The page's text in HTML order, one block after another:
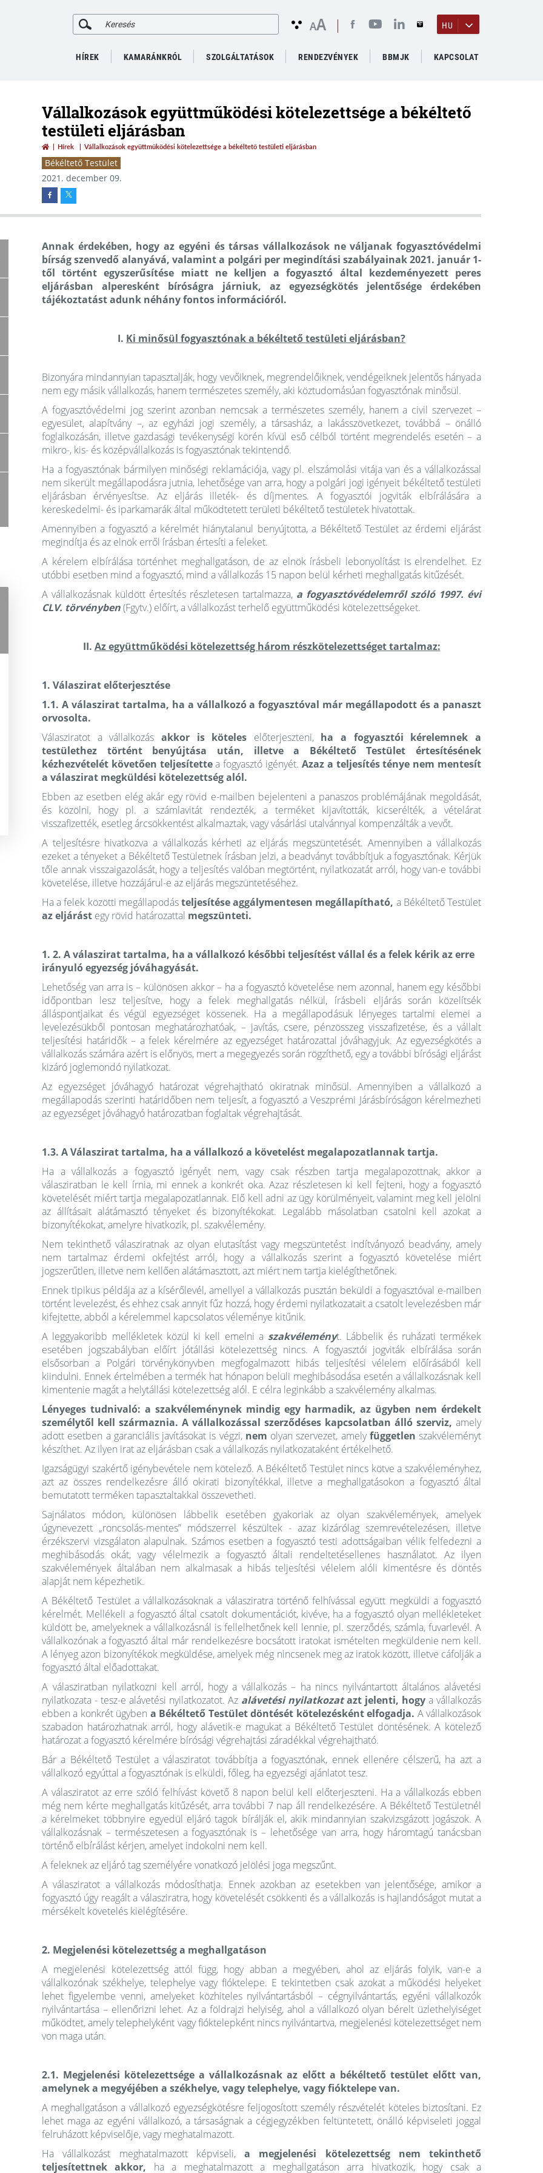
AA HU
HÍREK KAMARÁNKRÓL SZOLGÁLTATÁSOK RENDEZVÉNYEK BBMJK KAPCSOLAT
Vállalkozások együttműködési kötelezettsége a békéltető
testületi eljárásban
Hírek Vállalkozások együttműködési kötelezettsége a békéltető testületi eljárásban
Békéltető Testület
2021. december 09.
Annak érdekében, hogy az egyéni és társas vállalkozások ne váljanak fogyasztóvédelmi
bírság szenvedő alanyává, valamint a polgári per megindítási szabályainak 2021. január 1-
től történt egyszerűsítése miatt ne kelljen a fogyasztó által kezdeményezett peres
eljárásban alperesként bíróságra járniuk, az egyezségkötés jelentősége érdekében
tájékoztatást adunk néhány fontos információról.
I. Ki minősül fogyasztónak a békéltető testületi eljárásban?
Bizonyára mindannyian tapasztalják, hogy vevőiknek, megrendelőiknek, vendégeiknek jelentős hányada
nem egy másik vállalkozás, hanem természetes személy, aki köztudomásúan fogyasztónak minősül.
A fogyasztóvédelmi jog szerint azonban nemcsak a természetes személy, hanem a civil szervezet –
egyesület, alapítvány –, az egyházi jogi személy, a társasház, a lakásszövetkezet, továbbá – önálló
foglalkozásán, illetve gazdasági tevékenységi körén kívül eső célból történt megrendelés esetén – a
mikro-, kis- és középvállalkozás is fogyasztónak tekintendő.
Ha a fogyasztónak bármilyen minőségi reklamációja, vagy pl. elszámolási vitája van és a vállalkozással
nem sikerült megállapodásra jutnia, lehetősége van arra, hogy a polgári jogi igényeit békéltető testületi
eljárásban érvényesítse. Az eljárás illeték- és díjmentes. A fogyasztói jogviták elbírálására a
kereskedelmi- és iparkamarák által működtetett területi békéltető testületek hivatottak.
Amennyiben a fogyasztó a kérelmét hiánytalanul benyújtotta, a Békéltető Testület az érdemi eljárást
megindítja és az elnök erről írásban értesíti a feleket.
A kérelem elbírálása történhet meghallgatáson, de az elnök írásbeli lebonyolítást is elrendelhet. Ez
utóbbi esetben mind a fogyasztó, mind a vállalkozás 15 napon belül kérheti meghallgatás kitűzését.
A vállalkozásnak küldött értesítés részletesen tartalmazza, a fogyasztóvédelemről szóló 1997. évi
CLV. törvényben(Fgytv.) előírt, a vállalkozást terhelő együttműködési kötelezettségeket.
II. Az együttműködési kötelezettség három részkötelezettséget tartalmaz:
1. Válaszirat előterjesztése
1.1. A válaszirat tartalma, ha a vállalkozó a fogyasztóval már megállapodott és a panaszt
orvosolta.
Válasziratot a vállalkozás akkor is köteles előterjeszteni,ha a fogyasztói kérelemnek a
testülethez történt benyújtása után, illetve a Békéltető Testület értesítésének
kézhezvételét követően teljesítettea fogyasztó igényét. Azaz a teljesítés ténye nem mentesít
a válaszirat megküldési kötelezettség alól.
Ebben az esetben elég akár egy rövid e-mailben bejelenteni a panaszos problémájának megoldását,
és közölni, hogy pl. a számlavitát rendezték, a terméket kijavították, kicserélték, a vételárat
visszafizették, esetleg árcsökkentést alkalmaztak, vagy vásárlási utalvánnyal kompenzálták a vevőt.
A teljesítésre hivatkozva a vállalkozás kérheti az eljárás megszüntetését. Amennyiben a vállalkozás
ezeket a tényeket a Békéltető Testületnek írásban jelzi, a beadványt továbbítjuk a fogyasztónak. Kérjük
tőle annak visszaigazolását, hogy a teljesítés valóban megtörtént, nyilatkozatát arról, hogy van-e további
követelése, illetve hozzájárul-e az eljárás megszüntetéséhez.
Ha a felek közötti megállapodásteljesítése aggálymentesen megállapítható, a Békéltető Testület
az eljárást egy rövid határozattal megszünteti.
1. 2. A válaszirat tartalma, ha a vállalkozó későbbi teljesítést vállal és a felek kérik az erre
irányuló egyezség jóváhagyását.
Lehetőség van arra is – különösen akkor – ha a fogyasztó követelése nem azonnal, hanem egy későbbi
időpontban lesz teljesítve, hogy a felek meghallgatás nélkül, írásbeli eljárás során közelítsék
álláspontjaikat és végül egyezséget kössenek. Ha a megállapodásuk lényeges tartalmi elemei a
levelezésükből pontosan meghatározhatóak, – javítás, csere, pénzösszeg visszafizetése, és a vállalt
teljesítési határidők – a felek kérelmére az egyezséget határozattal jóváhagyjuk. Az egyezségkötés a
vállalkozás számára azért is előnyös, mert a megegyezés során rögzíthető, egy a további bírósági eljárást
kizáró joglemondó nyilatkozat.
Az egyezséget jóváhagyó határozat végrehajtható okiratnak minősül. Amennyiben a vállalkozó a
megállapodás szerinti határidőben nem teljesít, a fogyasztó a Veszprémi Járásbíróságon kérelmezheti
az egyezséget jóváhagyó határozatban foglaltak végrehajtását.
1.3. A Válaszirat tartalma, ha a vállalkozó a követelést megalapozatlannak tartja.
Ha a vállalkozás a fogyasztó igényét nem, vagy csak részben tartja megalapozottnak, akkor a
válasziratban le kell írnia, mi ennek a konkrét oka. Azaz részletesen ki kell fejteni, hogy a fogyasztó
követelését miért tartja megalapozatlannak. Elő kell adni az ügy körülményeit, valamint meg kell jelölni
az állításait alátámasztó tényeket és bizonyítékokat. Legalább másolatban csatolni kell azokat a
bizonyítékokat, amelyre hivatkozik, pl. szakvélemény.
Nem tekinthető válasziratnak az olyan elutasítást vagy megszüntetést indítványozó beadvány, amely
nem tartalmaz érdemi okfejtést arról, hogy a vállalkozás szerint a fogyasztó követelése miért
jogszerűtlen, illetve nem kellően alátámasztott, azt miért nem tartja kielégíthetőnek.
Ennek tipikus példája az a kísérőlevél, amellyel a vállalkozás pusztán beküldi a fogyasztóval e-mailben
történt levelezést, és ehhez csak annyit fűz hozzá, hogy érdemi nyilatkozatait a csatolt levelezésben már
kifejtette, abból a kérelemmel kapcsolatos véleménye kitűnik.
A leggyakoribb mellékletek közül ki kell emelni a szakvéleményt. Lábbelik és ruházati termékek
esetében jogszabályban előírt jótállási kötelezettség nincs. A fogyasztói jogviták elbírálása során
elsősorban a Polgári törvénykönyvben megfogalmazott hibás teljesítési vélelem előírásából kell
kiindulni. Ennek értelmében a termék hat hónapon belüli meghibásodása esetén a vállalkozásnak kell
kimentenie magát a helytállási kötelezettség alól. E célra leginkább a szakvélemény alkalmas.
Lényeges tudnivaló: a szakvéleménynek mindig egy harmadik, az ügyben nem érdekelt
személytől kell származnia. A vállalkozással szerződéses kapcsolatban álló szerviz, amely
adott esetben a garanciális javításokat is végzi, nem olyan szervezet, amelyfüggetlen szakvéleményt
készíthet. Az ilyen irat az eljárásban csak a vállalkozás nyilatkozataként értékelhető.
Igazságügyi szakértő igénybevétele nem kötelező. A Békéltető Testület nincs kötve a szakvéleményhez,
azt az összes rendelkezésre álló okirati bizonyítékkal, illetve a meghallgatásokon a fogyasztó által
bemutatott terméken tapasztaltakkal összevetheti.
Sajnálatos módon, különösen lábbelik esetében gyakoriak az olyan szakvélemények, amelyek
úgynevezett „roncsolás-mentes” módszerrel készültek - azaz kizárólag szemrevételezésen, illetve
érzékszervi vizsgálaton alapulnak. Számos esetben a fogyasztó testi adottságaiban vélik felfedezni a
meghibásodás okát, vagy vélelmezik a fogyasztó általi rendeltetésellenes használatot. Az ilyen
szakvélemények általában nem alkalmasak a hibás teljesítési vélelem alóli kimentésre és döntés
alapját nem képezhetik.
A Békéltető Testület a vállalkozásoknak a válasziratra történő felhívással együtt megküldi a fogyasztó
kérelmét. Mellékeli a fogyasztó által csatolt dokumentációt, kivéve, ha a fogyasztó olyan mellékleteket
küldött be, amelyeknek a vállalkozásnál is fellelhetőnek kell lennie, pl. szerződés, számla, fuvarlevél. A
vállalkozónak a fogyasztó által már rendelkezésre bocsátott iratokat ismételten megküldenie nem kell.
A lényeg azon bizonyítékok megküldése, amelyek még nincsenek meg az iratok között, illetve cáfolják a
fogyasztó által előadottakat.
A válasziratban nyilatkozni kell arról, hogy a vállalkozás – ha nincs nyilvántartott általános alávetési
nyilatkozata - tesz-e alávetési nyilatkozatot. Az alávetési nyilatkozat azt jelenti, hogy a vállalkozás
ebben a konkrét ügyben a Békéltető Testület döntését kötelezésként elfogadja. A vállalkozások
szabadon határozhatnak arról, hogy alávetik-e magukat a Békéltető Testület döntésének. A kötelező
határozat a fogyasztó kérelmére bírósági végrehajtási záradékkal végrehajtható.
Bár a Békéltető Testület a válasziratot továbbítja a fogyasztónak, ennek ellenére célszerű, ha azt a
vállalkozó egyúttal a fogyasztónak is elküldi, főleg, ha egyezségi ajánlatot tesz.
A válasziratot az erre szóló felhívást követő 8 napon belül kell előterjeszteni. Ha a vállalkozás ebben
még nem kérte meghallgatás kitűzését, arra további 7 nap áll rendelkezésére. A Békéltető Testületnél
a kérelmeket többnyire egyedül eljáró tagok bírálják el, akik mindannyian szakvizsgázott jogászok. A
vállalkozásnak – természetesen a fogyasztónak is – lehetősége van arra, hogy háromtagú tanácsban
történő elbírálást kérjen, amelyet indokolni nem kell.
A feleknek az eljáró tag személyére vonatkozó jelölési joga megszűnt.
A válasziratot a vállalkozás módosíthatja. Ennek azokban az esetekben van jelentősége, amikor a
fogyasztó úgy reagált a válasziratra, hogy követelését csökkenti és a vállalkozás is hajlandóságot mutat a
mérsékelt követelés kielégítésére.
2. Megjelenési kötelezettség a meghallgatáson
A megjelenési kötelezettség attól függ, hogy abban a megyében, ahol az eljárás folyik, van-e a
vállalkozónak székhelye, telephelye vagy fióktelepe. E tekintetben csak azokat a működési helyeket
lehet figyelembe venni, amelyeket közhiteles nyilvántartásból – cégnyilvántartás, egyéni vállalkozók
nyilvántartása – ellenőrizni lehet. Az a földrajzi helyiség, ahol a vállalkozó olyan bérelt üzlethelyiséget
működtet, amely telephelyként vagy fióktelepként nincs nyilvántartva, megjelenési kötelezettséget nem
von maga után.
2.1. Megjelenési kötelezettsége a vállalkozásnak az előtt a békéltető testület előtt van,
amelynek a megyéjében a székhelye, vagy telephelye, vagy fióktelepe van.
A meghallgatáson a vállalkozó egyezségkötésre feljogosított személy részvételét köteles biztosítani. Ez
lehet maga az egyéni vállalkozó, a társaságnak a cégjegyzékben feltüntetett, önálló képviseleti joggal
felruházott képviselője, vagy meghatalmazott.
Ha vállalkozást meghatalmazott képviseli, a megjelenési kötelezettség nem tekinthető
teljesítettnek akkor, ha a meghatalmazott a meghallgatáson arra hivatkozik, hogy csak a